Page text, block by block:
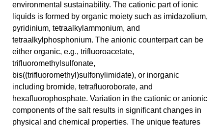
environmental sustainability. The cationic part of ionic
liquids is formed by organic moiety such as imidazolium,
pyridinium, tetraalkylammonium, and
tetraalkylphosphonium. The anionic counterpart can be
either organic, e.g., trifluoroacetate,
trifluoromethylsulfonate,
bis((trifluoromethyl)sulfonylimidate), or inorganic
including bromide, tetrafluoroborate, and
hexafluorophosphate. Variation in the cationic or anionic
components of the salt results in significant changes in
physical and chemical properties. The unique features